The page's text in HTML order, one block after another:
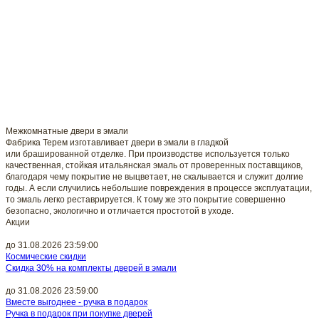
Межкомнатные двери в эмали
Фабрика Терем изготавливает двери в эмали в гладкой
или брашированной отделке. При производстве используется только
качественная, стойкая итальянская эмаль от проверенных поставщиков,
благодаря чему покрытие не выцветает, не скалывается и служит долгие
годы. А если случились небольшие повреждения в процессе эксплуатации,
то эмаль легко реставрируется. К тому же это покрытие совершенно
безопасно, экологично и отличается простотой в уходе.
Акции
до 31.08.2026 23:59:00
Космические скидки
Скидка 30% на комплекты дверей в эмали
до 31.08.2026 23:59:00
Вместе выгоднее - ручка в подарок
Ручка в подарок при покупке дверей